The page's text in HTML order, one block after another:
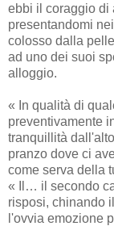
ebbi il coraggio di
presentandomi
colosso dalla
ad uno dei suoi
alloggio.
« In qualità di
preventivamente
tranquillità
pranzo dove ci
come serva della
« Il… il secondo
risposi, chinando
l'ovvia emozione